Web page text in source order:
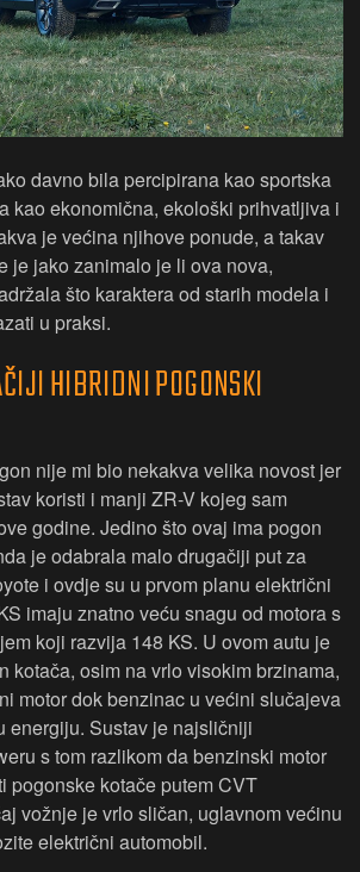
davno bila percipirana kao sportska
kao ekonomična, ekološki prihvatljiva i
je većina njihove ponude, a takav
je jako zanimalo je li ova nova,
što karaktera od starih modela i
u praksi.
HIBRIDNI POGONSKI
nije mi bio nekakva velika novost jer
koristi i manji ZR-V kojeg sam
godine. Jedino što ovaj ima pogon
je odabrala malo drugačiji put za
i ovdje su u prvom planu električni
imaju znatno veću snagu od motora s
koji razvija 148 KS. U ovom autu je
kotača, osim na vrlo visokim brzinama,
motor dok benzinac u većini slučajeva
energiju. Sustav je najsličniji
s tom razlikom da benzinski motor
pogonske kotače putem CVT
vožnje je vrlo sličan, uglavnom većinu
električni automobil.